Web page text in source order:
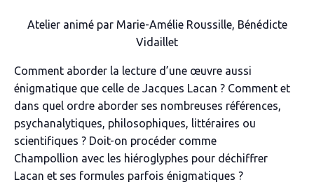
Atelier animé par Marie-Amélie Roussille, Bénédicte
Vidaillet
Comment aborder la lecture d’une œuvre aussi
énigmatique que celle de Jacques Lacan ? Comment et
dans quel ordre aborder ses nombreuses références,
psychanalytiques, philosophiques, littéraires ou
scientifiques ? Doit-on procéder comme
Champollion avec les hiéroglyphes pour déchiffrer
Lacan et ses formules parfois énigmatiques ?